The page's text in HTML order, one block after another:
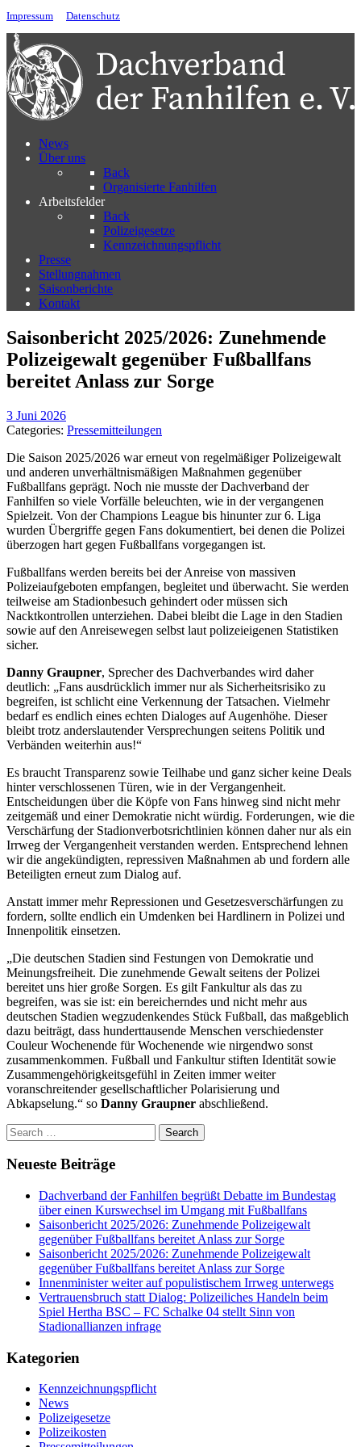
Impressum Datenschutz
News
Über uns
Back
Organisierte Fanhilfen
Arbeitsfelder
Back
Polizeigesetze
Kennzeichnungspflicht
Presse
Stellungnahmen
Saisonberichte
Kontakt
Saisonbericht 2025/2026: Zunehmende
Polizeigewalt gegenüber Fußballfans
bereitet Anlass zur Sorge
3 Juni 2026
Categories: Pressemitteilungen
Die Saison 2025/2026 war erneut von regelmäßiger Polizeigewalt
und anderen unverhältnismäßigen Maßnahmen gegenüber
Fußballfans geprägt. Noch nie musste der Dachverband der
Fanhilfen so viele Vorfälle beleuchten, wie in der vergangenen
Spielzeit. Von der Champions League bis hinunter zur 6. Liga
wurden Übergriffe gegen Fans dokumentiert, bei denen die Polizei
überzogen hart gegen Fußballfans vorgegangen ist.
Fußballfans werden bereits bei der Anreise von massiven
Polizeiaufgeboten empfangen, begleitet und überwacht. Sie werden
teilweise am Stadionbesuch gehindert oder müssen sich
Nacktkontrollen unterziehen. Dabei bleibt die Lage in den Stadien
sowie auf den Anreisewegen selbst laut polizeieigenen Statistiken
sicher.
Danny Graupner, Sprecher des Dachverbandes wird daher
deutlich: „Fans ausdrücklich immer nur als Sicherheitsrisiko zu
begreifen, ist schlicht eine Verkennung der Tatsachen. Vielmehr
bedarf es endlich eines echten Dialoges auf Augenhöhe. Dieser
bleibt trotz anderslautender Versprechungen seitens Politik und
Verbänden weiterhin aus!“
Es braucht Transparenz sowie Teilhabe und ganz sicher keine Deals
hinter verschlossenen Türen, wie in der Vergangenheit.
Entscheidungen über die Köpfe von Fans hinweg sind nicht mehr
zeitgemäß und einer Demokratie nicht würdig. Forderungen, wie die
Verschärfung der Stadionverbotsrichtlinien können daher nur als ein
Irrweg der Vergangenheit verstanden werden. Entsprechend lehnen
wir die angekündigten, repressiven Maßnahmen ab und fordern alle
Beteiligten erneut zum Dialog auf.
Anstatt immer mehr Repressionen und Gesetzesverschärfungen zu
fordern, sollte endlich ein Umdenken bei Hardlinern in Polizei und
Innenpolitik einsetzen.
„Die deutschen Stadien sind Festungen von Demokratie und
Meinungsfreiheit. Die zunehmende Gewalt seitens der Polizei
bereitet uns hier große Sorgen. Es gilt Fankultur als das zu
begreifen, was sie ist: ein bereicherndes und nicht mehr aus
deutschen Stadien wegzudenkendes Stück Fußball, das maßgeblich
dazu beiträgt, dass hunderttausende Menschen verschiedenster
Couleur Wochenende für Wochenende wie nirgendwo sonst
zusammenkommen. Fußball und Fankultur stiften Identität sowie
Zusammengehörigkeitsgefühl in Zeiten immer weiter
voranschreitender gesellschaftlicher Polarisierung und
Abkapselung.“ so Danny Graupner abschließend.
Search
for:
Neueste Beiträge
Dachverband der Fanhilfen begrüßt Debatte im Bundestag
über einen Kurswechsel im Umgang mit Fußballfans
Saisonbericht 2025/2026: Zunehmende Polizeigewalt
gegenüber Fußballfans bereitet Anlass zur Sorge
Saisonbericht 2025/2026: Zunehmende Polizeigewalt
gegenüber Fußballfans bereitet Anlass zur Sorge
Innenminister weiter auf populistischem Irrweg unterwegs
Vertrauensbruch statt Dialog: Polizeiliches Handeln beim
Spiel Hertha BSC – FC Schalke 04 stellt Sinn von
Stadionallianzen infrage
Kategorien
Kennzeichnungspflicht
News
Polizeigesetze
Polizeikosten